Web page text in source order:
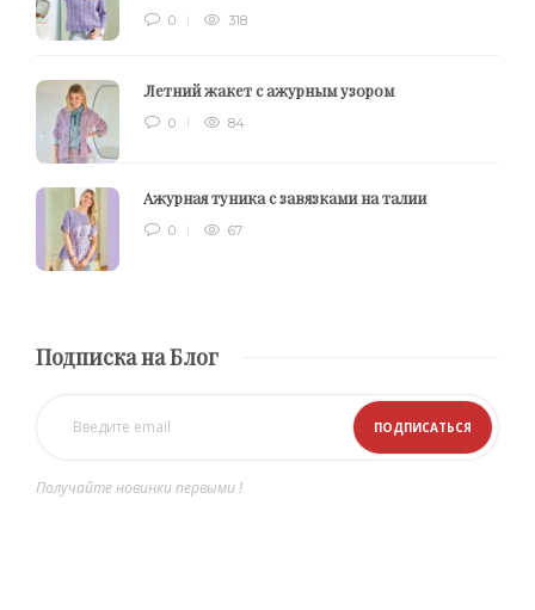
0 318
Летний жакет с ажурным узором
0 84
Ажурная туника с завязками на талии
0 67
Подписка на Блог
Получайте новинки первыми !